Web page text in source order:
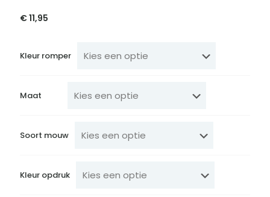
€11,95
Kleur romper
Maat
Soort mouw
Kleur opdruk